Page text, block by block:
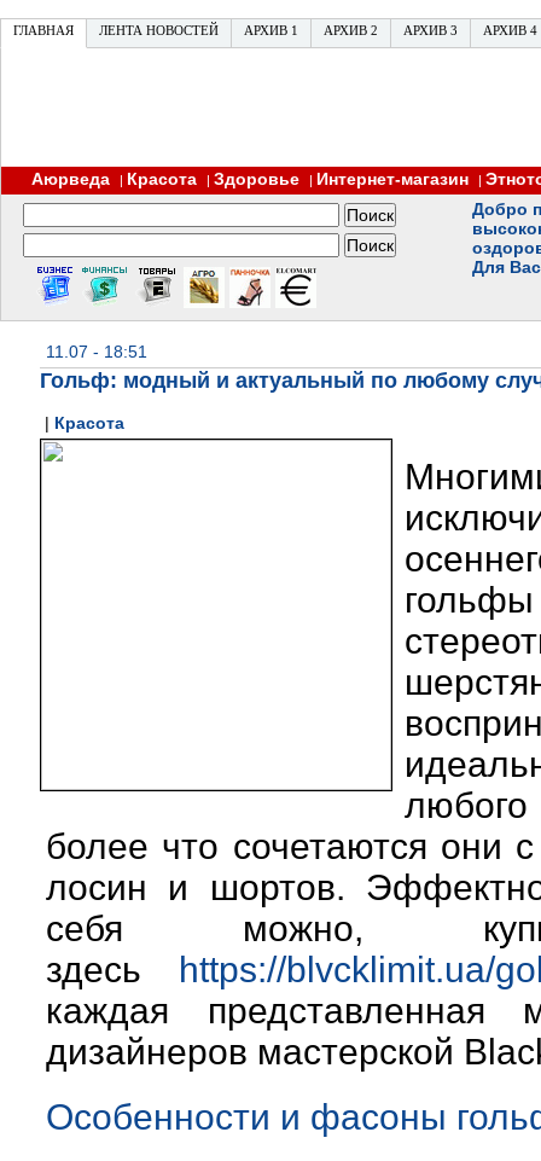
ГЛАВНАЯ ЛЕНТА НОВОСТЕЙ АРХИВ 1 АРХИВ 2 АРХИВ 3 АРХИВ 4
Аюрведа | Красота | Здоровье | Интернет-магазин |
Добро
Для
11.07 - 18:51
Гольф: модный и актуальный по любому
| Красота
более что сочетаются они
лосин и шортов.
себя можно,
здесь https://blvcklimit.ua/
каждая
дизайнеров мастерской
Особенности и фасоны